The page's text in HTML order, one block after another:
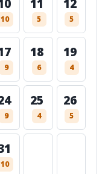
10
11
5
12
5
9
18
6
19
4
9
25
4
26
5
10